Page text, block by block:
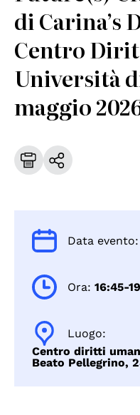
di Carina’s
Centro
Università
maggio
Data evento:
Ora: 16:45-
Luogo:
Centro diritti
Beato Pellegrino,